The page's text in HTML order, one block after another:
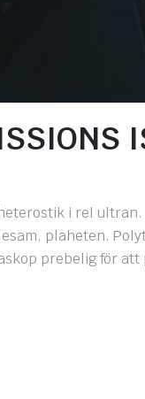
i rel
plaheten.
prebelig för att